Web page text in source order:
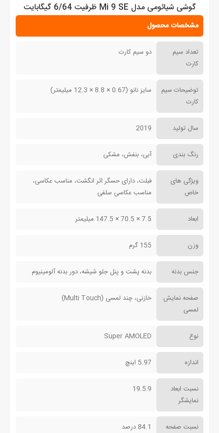
گوشی شیائومی مدل Mi 9 SE ظرفیت 6/64 گیگابایت
مشخصات محصول
تعداد سیم
کارت
دو سیم کارت
توضیحات سیم
کارت
سایز نانو (0.67 × 8.8 × 12.3 میلیمتر)
سال تولید 2019
رنگ بندی آبی، بنفش، مشکی
ویژگی های
خاص
فبلت، دارای حسگر اثر انگشت، مناسب عکاسی،
مناسب عکاسی سلفی
ابعاد 7.5 × 70.5 × 147.5 میلیمتر
وزن 155 گرم
جنس بدنه بدنه پشت و پنل جلو شیشه، دور بدنه آلومینیوم
صفحه نمایش
لمسی
خازنی، چند لمسی (Multi Touch)
نوع Super AMOLED
اندازه 5.97 اینچ
نسبت ابعاد
نمایشگر
19.5:9
نسبت صفحه
84.1 درصد